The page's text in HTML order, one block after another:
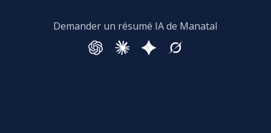
Demander un résumé IA de Manatal